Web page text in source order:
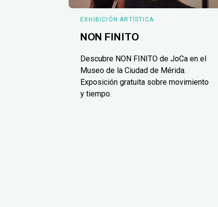
EXHIBICIÓN ARTÍSTICA
NON FINITO
Descubre NON FINITO de JoCa en el
Museo de la Ciudad de Mérida.
Exposición gratuita sobre movimiento
y tiempo.